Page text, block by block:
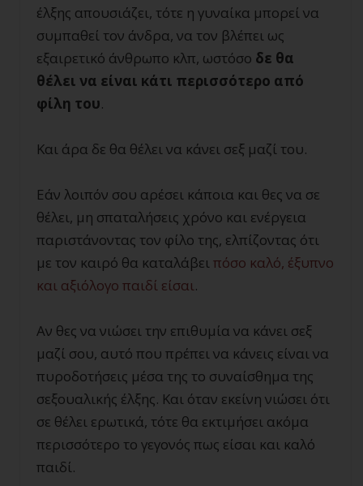
έλξης απουσιάζει, τότε η γυναίκα μπορεί να
συμπαθεί τον άνδρα, να τον βλέπει ως
εξαιρετικό άνθρωπο κλπ, ωστόσο δε θα
θέλει να είναι κάτι περισσότερο από
φίλη του.
Και άρα δε θα θέλει να κάνει σεξ μαζί του.
Εάν λοιπόν σου αρέσει κάποια και θες να σε
θέλει, μη σπαταλήσεις χρόνο και ενέργεια
παριστάνοντας τον φίλο της, ελπίζοντας ότι
με τον καιρό θα καταλάβειπόσο καλό, έξυπνο
και αξιόλογο παιδί είσαι.
Αν θες να νιώσει την επιθυμία να κάνει σεξ
μαζί σου, αυτό που πρέπει να κάνεις είναι να
πυροδοτήσεις μέσα της το συναίσθημα της
σεξουαλικής έλξης. Και όταν εκείνη νιώσει ότι
σε θέλει ερωτικά, τότε θα εκτιμήσει ακόμα
περισσότερο το γεγονός πως είσαι και καλό
παιδί.